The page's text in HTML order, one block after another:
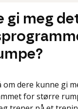
gi meg
om dere kunne gi
for større